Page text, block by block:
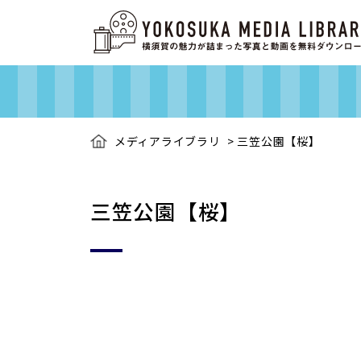
メディアライブラリ >三笠公園【桜】
三笠公園【桜】